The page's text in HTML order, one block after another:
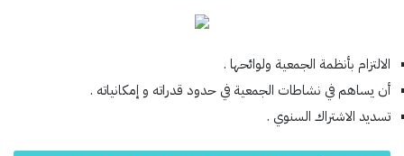
الالتزام بأنظمة الجمعية ولوائحها .
أن يساهم في نشاطات الجمعية في حدود قدراته و إمكانياته .
تسديد الاشتراك السنوي .